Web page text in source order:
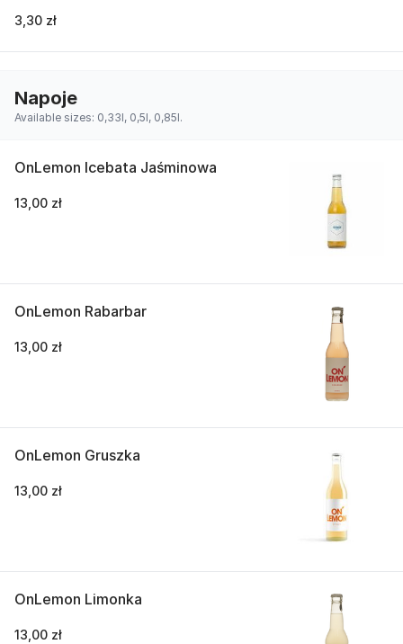
3,30 zł
Napoje
Available sizes: 0,33l, 0,5l, 0,85l.
OnLemon Icebata Jaśminowa
13,00 zł
OnLemon Rabarbar
13,00 zł
OnLemon Gruszka
13,00 zł
OnLemon Limonka
13,00 zł